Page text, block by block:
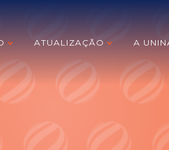
ATUALIZAÇÃO A